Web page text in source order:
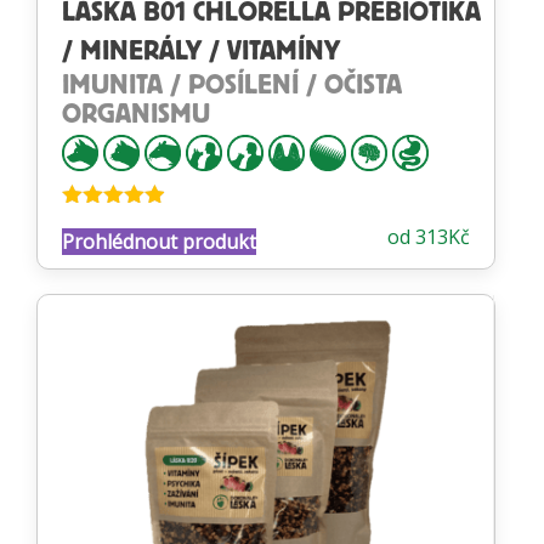
LÁSKA B01 CHLORELLA PREBIOTIKA
/ MINERÁLY / VITAMÍNY
IMUNITA / POSÍLENÍ / OČISTA
ORGANISMU
4.88z 5 od 313Kč
Prohlédnout produkt